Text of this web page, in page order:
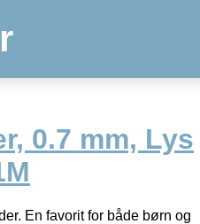
0.7 mm, Lys
En favorit for både børn og